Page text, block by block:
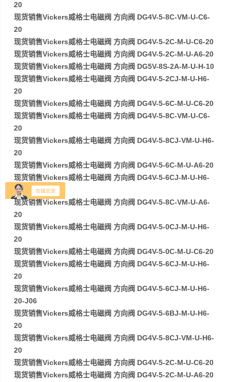
20
现货销售Vickers威格士电磁阀 方向阀 DG4V-5-8C-VM-U-C6-
20
现货销售Vickers威格士电磁阀 方向阀 DG4V-5-2C-M-U-C6-20
现货销售Vickers威格士电磁阀 方向阀 DG4V-5-2C-M-U-A6-20
现货销售Vickers威格士电磁阀 方向阀 DG5V-8S-2A-M-U-H-10
现货销售Vickers威格士电磁阀 方向阀 DG4V-5-2CJ-M-U-H6-
20
现货销售Vickers威格士电磁阀 方向阀 DG4V-5-6C-M-U-C6-20
现货销售Vickers威格士电磁阀 方向阀 DG4V-5-8C-VM-U-C6-
20
现货销售Vickers威格士电磁阀 方向阀 DG4V-5-8CJ-VM-U-H6-
20
现货销售Vickers威格士电磁阀 方向阀 DG4V-5-6C-M-U-A6-20
现货销售Vickers威格士电磁阀 方向阀 DG4V-5-6CJ-M-U-H6-
20-J06
现货销售Vickers威格士电磁阀 方向阀 DG4V-5-8C-VM-U-A6-
20
现货销售Vickers威格士电磁阀 方向阀 DG4V-5-0CJ-M-U-H6-
20
现货销售Vickers威格士电磁阀 方向阀 DG4V-5-0C-M-U-C6-20
现货销售Vickers威格士电磁阀 方向阀 DG4V-5-6CJ-M-U-H6-
20
现货销售Vickers威格士电磁阀 方向阀 DG4V-5-6CJ-M-U-H6-
20-J06
现货销售Vickers威格士电磁阀 方向阀 DG4V-5-6BJ-M-U-H6-
20
现货销售Vickers威格士电磁阀 方向阀 DG4V-5-8CJ-VM-U-H6-
20
现货销售Vickers威格士电磁阀 方向阀 DG4V-5-2C-M-U-C6-20
现货销售Vickers威格士电磁阀 方向阀 DG4V-5-2C-M-U-A6-20